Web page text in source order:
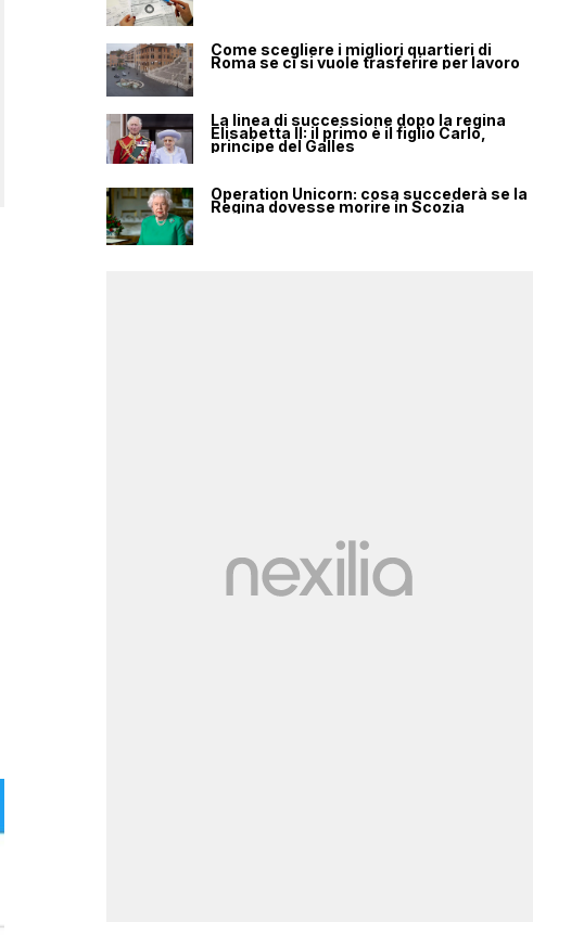
Come scegliere i migliori quartieri di
Roma se ci si vuole trasferire per lavoro
La linea di successione dopo la regina
Elisabetta II: il primo è il figlio Carlo,
principe del Galles
Operation Unicorn: cosa succederà se la
Regina dovesse morire in Scozia